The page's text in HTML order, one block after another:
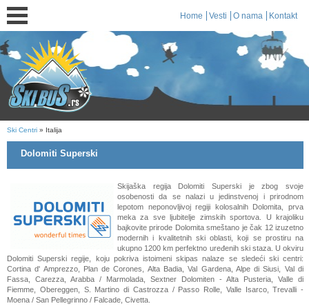
Home Vesti O nama Kontakt
Ski Centri » Italija
Dolomiti Superski
Skijaška regija Dolomiti Superski je zbog svoje
osobenosti da se nalazi u jedinstvenoj i prirodnom
lepotom neponovljivoj regiji kolosalnih Dolomita, prva
meka za sve ljubitelje zimskih sportova. U krajoliku
bajkovite prirode Dolomita smeštano je čak 12 izuzetno
modernih i kvalitetnih ski oblasti, koji se prostiru na
ukupno 1200 km perfektno uređenih ski staza. U okviru
Dolomiti Superski regije, koju pokriva istoimeni skipas nalaze se sledeći ski centri:
Cortina d' Amprezzo, Plan de Corones, Alta Badia, Val Gardena, Alpe di Siusi, Val di
Fassa, Carezza, Arabba / Marmolada, Sextner Dolomiten - Alta Pusteria, Valle di
Fiemme, Obereggen, S. Martino di Castrozza / Passo Rolle, Valle Isarco, Trevalli -
Moena / San Pellegrinno / Falcade, Civetta.